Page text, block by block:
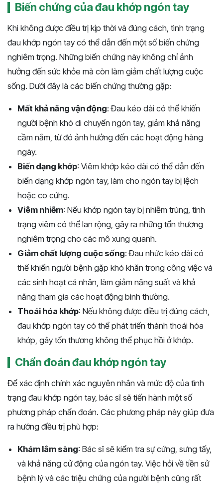
Biến chứng của đau khớp ngón tay
Khi không được điều trị kịp thời và đúng cách, tình trạng
đau khớp ngón tay có thể dẫn đến một số biến chứng
nghiêm trọng. Những biến chứng này không chỉ ảnh
hưởng đến sức khỏe mà còn làm giảm chất lượng cuộc
sống. Dưới đây là các biến chứng thường gặp:
Mất khả năng vận động: Đau kéo dài có thể khiến
người bệnh khó di chuyển ngón tay, giảm khả năng
cầm nắm, từ đó ảnh hưởng đến các hoạt động hàng
ngày.
Biến dạng khớp: Viêm khớp kéo dài có thể dẫn đến
biến dạng khớp ngón tay, làm cho ngón tay bị lệch
hoặc co cứng.
Viêm nhiễm: Nếu khớp ngón tay bị nhiễm trùng, tình
trạng viêm có thể lan rộng, gây ra những tổn thương
nghiêm trọng cho các mô xung quanh.
Giảm chất lượng cuộc sống: Đau nhức kéo dài có
thể khiến người bệnh gặp khó khăn trong công việc và
các sinh hoạt cá nhân, làm giảm năng suất và khả
năng tham gia các hoạt động bình thường.
Thoái hóa khớp: Nếu không được điều trị đúng cách,
đau khớp ngón tay có thể phát triển thành thoái hóa
khớp, gây tổn thương không thể phục hồi ở khớp.
Chẩn đoán đau khớp ngón tay
Để xác định chính xác nguyên nhân và mức độ của tình
trạng đau khớp ngón tay, bác sĩ sẽ tiến hành một số
phương pháp chẩn đoán. Các phương pháp này giúp đưa
ra hướng điều trị phù hợp:
Khám lâm sàng: Bác sĩ sẽ kiểm tra sự cứng, sưng tấy,
và khả năng cử động của ngón tay. Việc hỏi về tiền sử
bệnh lý và các triệu chứng của người bệnh cũng rất